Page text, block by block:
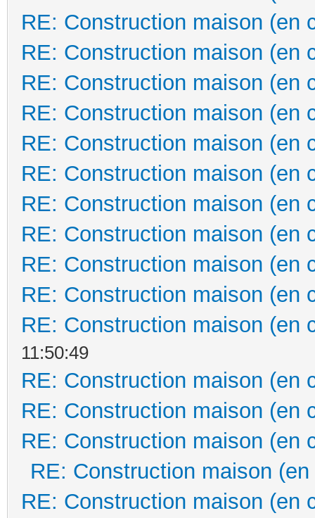
RE: Construction maison (en
RE: Construction maison (en
RE: Construction maison (en
RE: Construction maison (en
RE: Construction maison (en
RE: Construction maison (en
RE: Construction maison (en
RE: Construction maison (en
RE: Construction maison (en
RE: Construction maison (en
RE: Construction maison (en
11:50:49
RE: Construction maison (en
RE: Construction maison (en
RE: Construction maison (en
RE: Construction maison
RE: Construction maison (en